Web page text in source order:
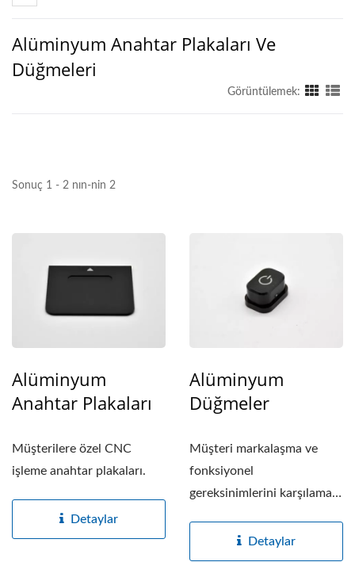
Alüminyum Anahtar Plakaları Ve
Düğmeleri
Görüntülemek:
Sonuç 1 - 2 nın-nin 2
Alüminyum
Anahtar Plakaları
Müşterilere özel CNC
işleme anahtar plakaları.
Detaylar
Alüminyum
Düğmeler
Müşteri markalaşma ve
fonksiyonel
gereksinimlerini karşılamak
Detaylar